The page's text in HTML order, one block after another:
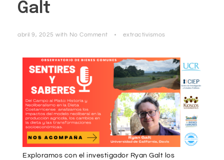
Galt
abril 9, 2025 with No Comment extractivismos
Exploramos con el investigador Ryan Galt los